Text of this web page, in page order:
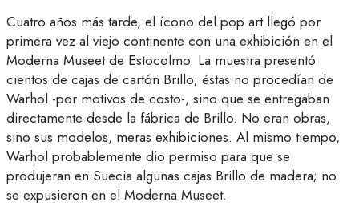
Cuatro años más tarde, el ícono del pop art llegó por
primera vez al viejo continente con una exhibición en el
Moderna Museet de Estocolmo. La muestra presentó
cientos de cajas de cartón Brillo; éstas no procedían de
Warhol -por motivos de costo-, sino que se entregaban
directamente desde la fábrica de Brillo. No eran obras,
sino sus modelos, meras exhibiciones. Al mismo tiempo,
Warhol probablemente dio permiso para que se
produjeran en Suecia algunas cajas Brillo de madera; no
se expusieron en el Moderna Museet.